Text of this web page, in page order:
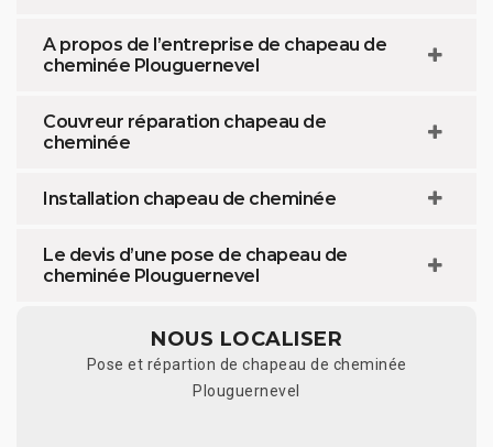
A propos de l’entreprise de chapeau de
cheminée Plouguernevel
Couvreur réparation chapeau de
cheminée
Installation chapeau de cheminée
Le devis d’une pose de chapeau de
cheminée Plouguernevel
NOUS LOCALISER
Pose et répartion de chapeau de cheminée
Plouguernevel